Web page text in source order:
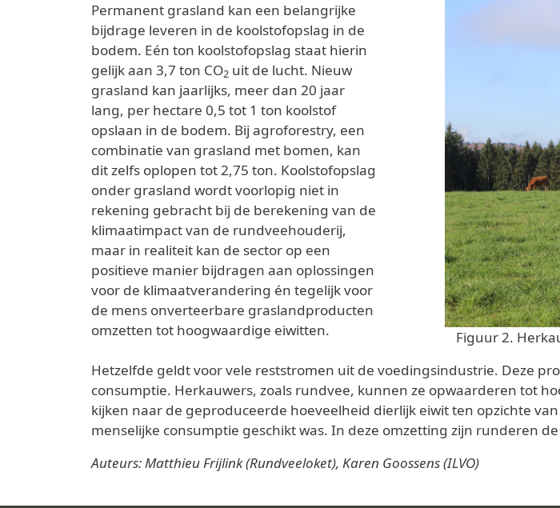
Permanent grasland kan een belangrijke
bijdrage leveren in de koolstofopslag in de
bodem. Eén ton koolstofopslag staat hierin
gelijk aan 3,7 ton CO2 uit de lucht. Nieuw
grasland kan jaarlijks, meer dan 20 jaar
lang, per hectare 0,5 tot 1 ton koolstof
opslaan in de bodem. Bij agroforestry, een
combinatie van grasland met bomen, kan
dit zelfs oplopen tot 2,75 ton. Koolstofopslag
onder grasland wordt voorlopig niet in
rekening gebracht bij de berekening van de
klimaatimpact van de rundveehouderij,
maar in realiteit kan de sector op een
positieve manier bijdragen aan oplossingen
voor de klimaatverandering én tegelijk voor
de mens onverteerbare graslandproducten
omzetten tot hoogwaardige eiwitten.
Figuur 2.
Hetzelfde geldt voor vele reststromen uit de voedingsindustrie. Deze
consumptie. Herkauwers, zoals rundvee, kunnen ze opwaarderen tot
kijken naar de geproduceerde hoeveelheid dierlijk eiwit ten opzichte
menselijke consumptie geschikt was. In deze omzetting zijn runderen
Auteurs: Matthieu Frijlink (Rundveeloket), Karen Goossens (ILVO)